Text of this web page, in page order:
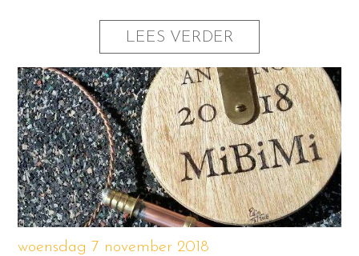
LEES VERDER
woensdag 7 november 2018